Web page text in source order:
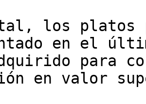
los platos
en el
para
en valor